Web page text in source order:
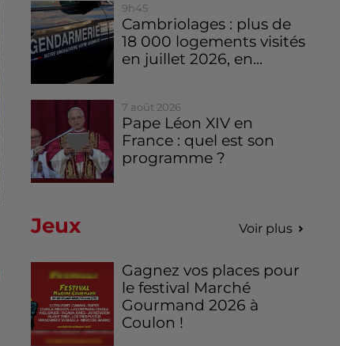
9h45
Cambriolages : plus de
18 000 logements visités
en juillet 2026, en...
7 août 2026
Pape Léon XIV en
France : quel est son
programme ?
Jeux Voir plus
Gagnez vos places pour
le festival Marché
Gourmand 2026 à
Coulon !